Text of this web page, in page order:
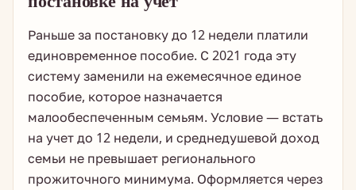
Раньше за постановку до 12 недели платили
единовременное пособие. С 2021 года эту
систему заменили на ежемесячное единое
пособие, которое назначается
малообеспеченным семьям. Условие — встать
на учет до 12 недели, и среднедушевой доход
семьи не превышает регионального
прожиточного минимума. Оформляется через